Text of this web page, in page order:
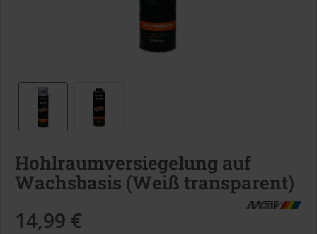
Hohlraumversiegelung auf
Wachsbasis (Weiß transparent)
14,99 €